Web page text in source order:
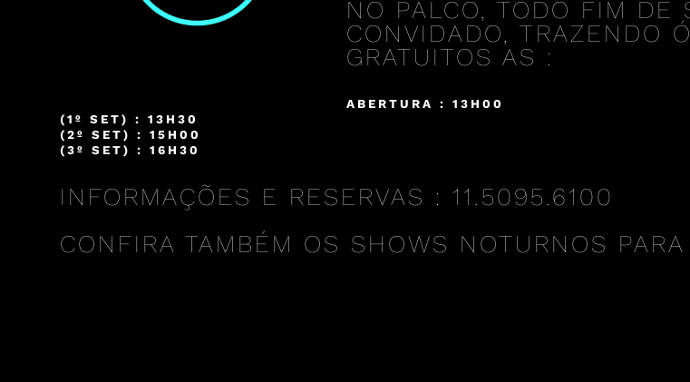
NO PALCO, TODO FIM DE
CONVIDADO, TRAZENDO
GRATUITOS AS :
ABERTURA : 13H00
(1º SET) : 13H30
(2º SET) : 15H00
(3º SET) : 16H30
INFORMAÇÕES E RESERVAS : 11.5095.6100
CONFIRA TAMBÉM OS SHOWS NOTURNOS